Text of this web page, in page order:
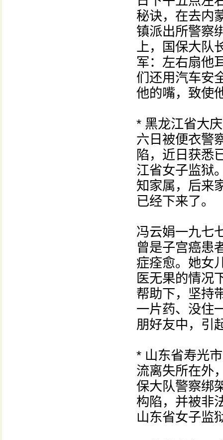
秘诀，在去内
镇派出所警察
上，国保大队
军：左右扇他
们还用汽车安
他的嘴，致使
* 黑龙江省大
六日被便衣警
陷，近日获悉
江省女子监狱
知家属，后来
已经下来了。
冯云娟一九七
曾是子宫癌患
症痊愈。她女
医无果的情况
帮助下，坚持
一片药、没住
朋好友中，引
* 山东省寿光
流离失所在外
保大队警察绑
构陷，并被非
山东省女子监